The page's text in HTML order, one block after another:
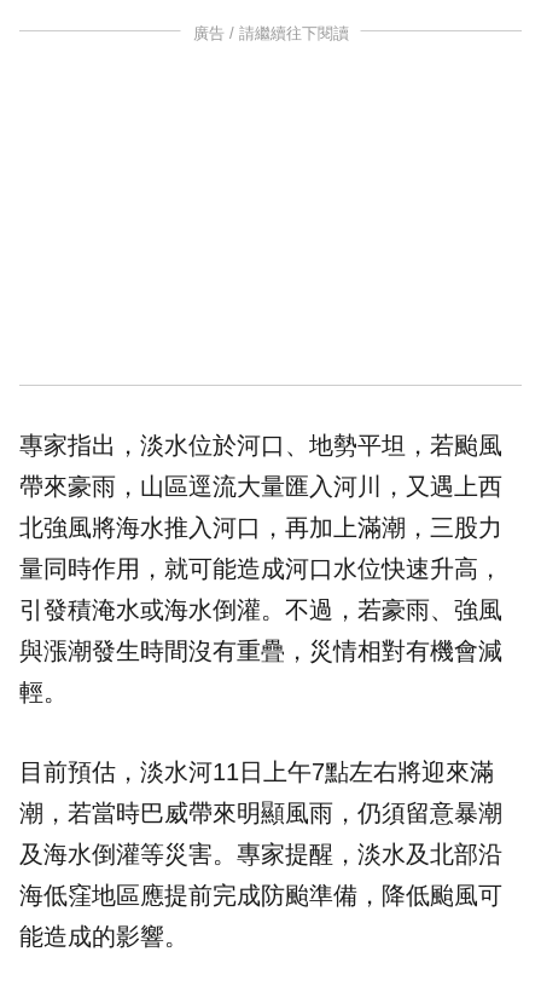
廣告 / 請繼續往下閱讀
專家指出，淡水位於河口、地勢平坦，若颱風
帶來豪雨，山區逕流大量匯入河川，又遇上西
北強風將海水推入河口，再加上滿潮，三股力
量同時作用，就可能造成河口水位快速升高，
引發積淹水或海水倒灌。不過，若豪雨、強風
與漲潮發生時間沒有重疊，災情相對有機會減
輕。
目前預估，淡水河11日上午7點左右將迎來滿
潮，若當時巴威帶來明顯風雨，仍須留意暴潮
及海水倒灌等災害。專家提醒，淡水及北部沿
海低窪地區應提前完成防颱準備，降低颱風可
能造成的影響。